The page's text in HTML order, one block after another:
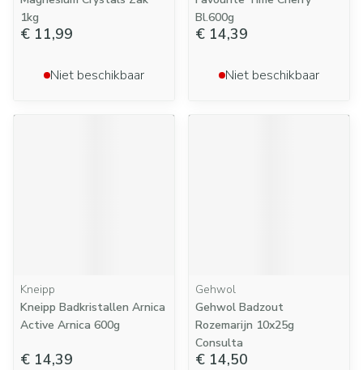
1kg
€ 11,99
Niet beschikbaar
Bl.600g
€ 14,39
Niet beschikbaar
Kneipp
Kneipp Badkristallen Arnica
Active Arnica 600g
€ 14,39
Gehwol
Gehwol Badzout
Rozemarijn 10x25g
Consulta
€ 14,50